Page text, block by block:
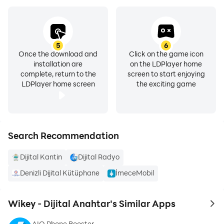
~ Kuru kontak tetiği ile çalışan tüm kapı ve cihazlar,
WiKey kablosuz otopark, garaj bariyeri ve kapı kontrol
uygulaması ile kontrol edilebilir.
arıza durumunda herhangi bir veri kaybı yaşanmaz.
Wikey kablosuz otopark kapı kumanda uygulaması ile
kullanıcıların talepleri ve cihazlardan gelen cevaplar
raporlanabilmektedir.
5
Once the download and
installation are
complete, return to the
LDPlayer home screen
6
Click on the game icon
on the LDPlayer home
screen to start enjoying
the exciting game
Search Recommendation
Dijital Kantin
Dijital Radyo
Denizli Dijital Kütüphane
İmeceMobil
Wikey - Dijital Anahtar's Similar Apps to